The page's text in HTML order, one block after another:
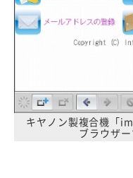
キヤノン製複合機「
ブラウザ